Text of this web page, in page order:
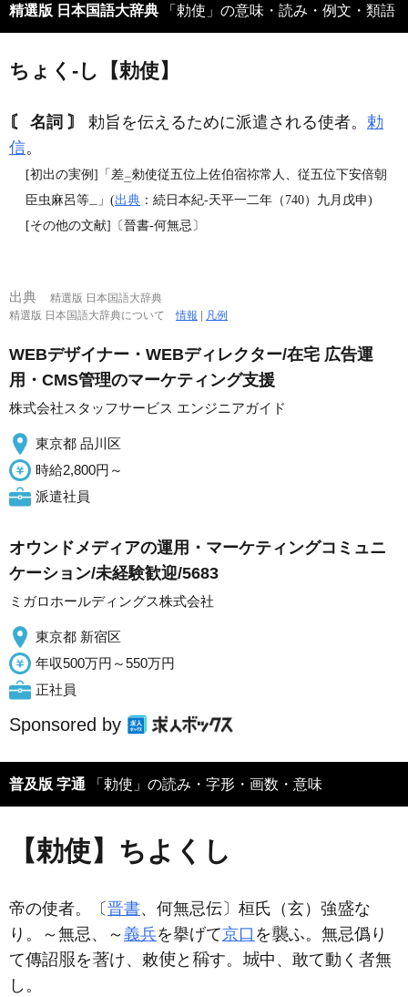
精選版 日本国語大辞典 「勅使」の意味・読み・例文・類語
ちょく‐し【勅使】
〘 名詞 〙 勅旨を伝えるために派遣される使者。 勅
信。
[初出の実例]「差二勑使従五位上佐伯宿祢常人、従五位下安倍朝
臣虫麻呂等一 」(出典 ：続日本紀‐天平一二年（740）九月戊申)
[その他の文献]〔晉書‐何無忌〕
出典
精選版 日本国語大辞典
精選版 日本国語大辞典について情報 | 凡例
WEBデザイナー・WEBディレクター/在宅 広告運
用・CMS管理のマーケティング支援
株式会社スタッフサービス エンジニアガイド
東京都 品川区
時給2,800円～
派遣社員
オウンドメディアの運用・マーケティングコミュニ
ケーション/未経験歓迎/5683
ミガロホールディングス株式会社
東京都 新宿区
年収500万円～550万円
正社員
Sponsored by
普及版 字通 「勅使」の読み・字形・画数・意味
【勅使】ちよくし
帝の使者。〔 晋書、何無忌伝〕桓氏（玄）強
な
り。～無忌、～ 義兵を擧げて京口 を
ふ。無忌僞り
て傳詔
を け、敕 と す。 中、敢て動く
無
し。